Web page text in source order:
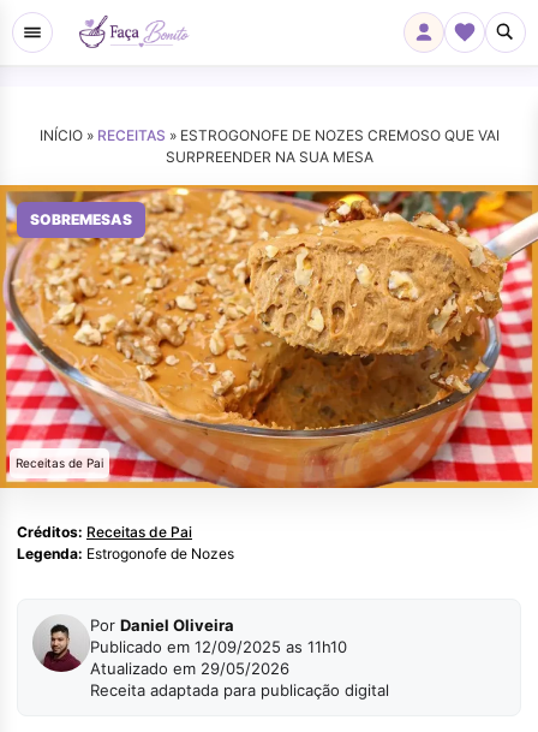
INÍCIO » RECEITAS » ESTROGONOFE DE NOZES CREMOSO QUE VAI
SURPREENDER NA SUA MESA
SOBREMESAS
Receitas de Pai
Créditos: Receitas de Pai
Legenda: Estrogonofe de Nozes
Por Daniel Oliveira
Publicado em 12/09/2025 as 11h10
Atualizado em 29/05/2026
Receita adaptada para publicação digital